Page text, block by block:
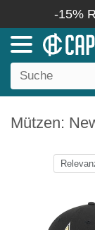
-15%
Mützen: